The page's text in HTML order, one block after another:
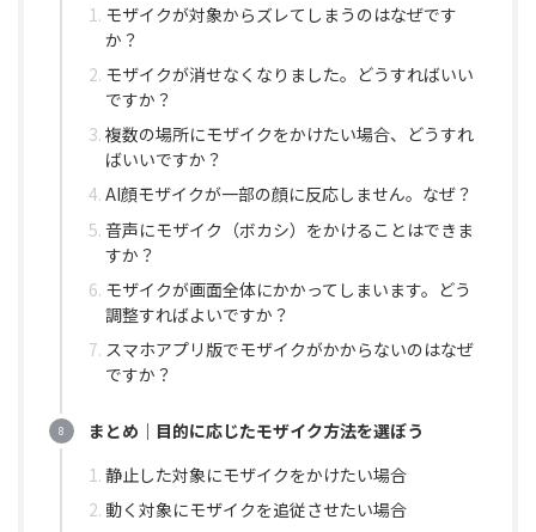
モザイクが対象からズレてしまうのはなぜです
か？
モザイクが消せなくなりました。どうすればいい
ですか？
複数の場所にモザイクをかけたい場合、どうすれ
ばいいですか？
AI顔モザイクが一部の顔に反応しません。なぜ？
音声にモザイク（ボカシ）をかけることはできま
すか？
モザイクが画面全体にかかってしまいます。どう
調整すればよいですか？
スマホアプリ版でモザイクがかからないのはなぜ
ですか？
まとめ｜目的に応じたモザイク方法を選ぼう
静止した対象にモザイクをかけたい場合
動く対象にモザイクを追従させたい場合